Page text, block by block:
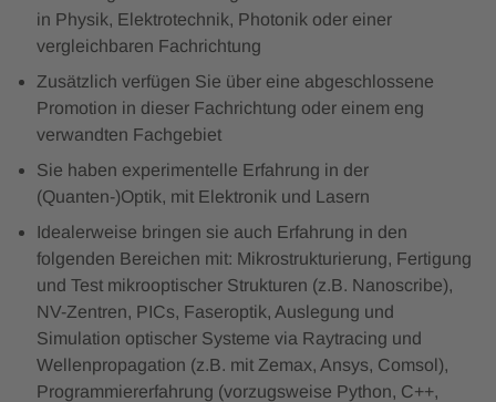
in Physik, Elektrotechnik, Photonik oder einer
vergleichbaren Fachrichtung
Zusätzlich verfügen Sie über eine abgeschlossene
Promotion in dieser Fachrichtung oder einem eng
verwandten Fachgebiet
Sie haben experimentelle Erfahrung in der
(Quanten-)Optik, mit Elektronik und Lasern
Idealerweise bringen sie auch Erfahrung in den
folgenden Bereichen mit: Mikrostrukturierung, Fertigung
und Test mikrooptischer Strukturen (z.B. Nanoscribe),
NV-Zentren, PICs, Faseroptik, Auslegung und
Simulation optischer Systeme via Raytracing und
Wellenpropagation (z.B. mit Zemax, Ansys, Comsol),
Programmiererfahrung (vorzugsweise Python, C++,